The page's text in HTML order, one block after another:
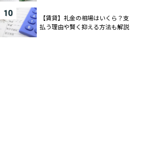
10
【賃貸】礼金の相場はいくら？支
払う理由や賢く抑える方法も解説